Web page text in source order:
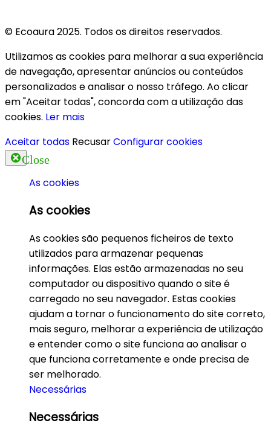
© Ecoaura 2025. Todos os direitos reservados.
Utilizamos as cookies para melhorar a sua experiência
de navegação, apresentar anúncios ou conteúdos
personalizados e analisar o nosso tráfego. Ao clicar
em "Aceitar todas", concorda com a utilização das
cookies. Ler mais
Aceitar todas RecusarConfigurar cookies
Close
As cookies
As cookies
As cookies são pequenos ficheiros de texto
utilizados para armazenar pequenas
informações. Elas estão armazenadas no seu
computador ou dispositivo quando o site é
carregado no seu navegador. Estas cookies
ajudam a tornar o funcionamento do site correto,
mais seguro, melhorar a experiência de utilização
e entender como o site funciona ao analisar o
que funciona corretamente e onde precisa de
ser melhorado.
Necessárias
Necessárias